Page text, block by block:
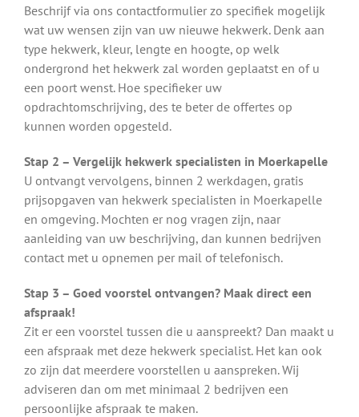
Beschrijf via ons contactformulier zo specifiek mogelijk
wat uw wensen zijn van uw nieuwe hekwerk. Denk aan
type hekwerk, kleur, lengte en hoogte, op welk
ondergrond het hekwerk zal worden geplaatst en of u
een poort wenst. Hoe specifieker uw
opdrachtomschrijving, des te beter de offertes op
kunnen worden opgesteld.
Stap 2 – Vergelijk hekwerk specialisten in Moerkapelle
U ontvangt vervolgens, binnen 2 werkdagen, gratis
prijsopgaven van hekwerk specialisten in Moerkapelle
en omgeving. Mochten er nog vragen zijn, naar
aanleiding van uw beschrijving, dan kunnen bedrijven
contact met u opnemen per mail of telefonisch.
Stap 3 – Goed voorstel ontvangen? Maak direct een
afspraak!
Zit er een voorstel tussen die u aanspreekt? Dan maakt u
een afspraak met deze hekwerk specialist. Het kan ook
zo zijn dat meerdere voorstellen u aanspreken. Wij
adviseren dan om met minimaal 2 bedrijven een
persoonlijke afspraak te maken.